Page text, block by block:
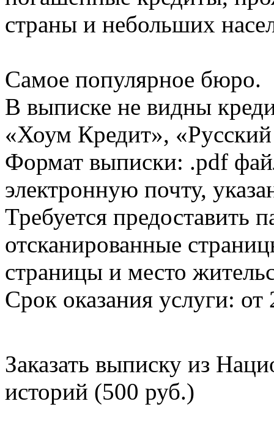
страны и небольших
Самое популярное бюро.
В выписке не видны
«Хоум Кредит»,
Формат выписки: .pdf
электронную почту,
Требуется предоставить
отсканированные
страницы и место
Срок оказания услуги: от
Заказать выписку из
историй (500 руб.)